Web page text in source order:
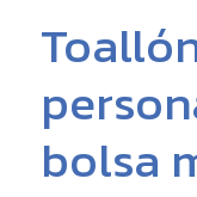
bolsa